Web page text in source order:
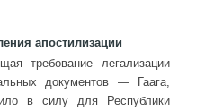
апостилизации
требование легализации
документов — Гаага,
в силу для Республики